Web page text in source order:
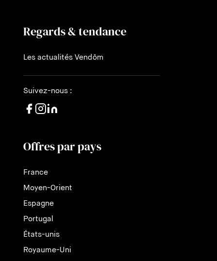
Regards & tendance
Les actualités Vendôm
Suivez-nous :
Offres par pays
France
Moyen-Orient
Espagne
Portugal
États-unis
Royaume-Uni